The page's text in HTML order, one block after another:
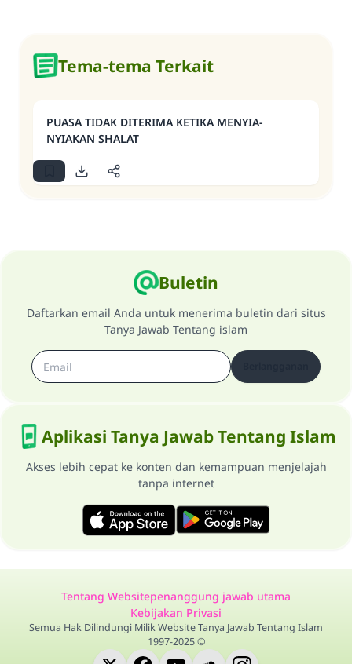
Tema-tema Terkait
PUASA TIDAK DITERIMA KETIKA MENYIA-
NYIAKAN SHALAT
Buletin
Daftarkan email Anda untuk menerima buletin dari situs
Tanya Jawab Tentang islam
Aplikasi Tanya Jawab Tentang Islam
Akses lebih cepat ke konten dan kemampuan menjelajah
tanpa internet
Tentang Websitepenanggung jawab utama
Kebijakan Privasi
Semua Hak Dilindungi Milik Website Tanya Jawab Tentang Islam
1997-2025 ©